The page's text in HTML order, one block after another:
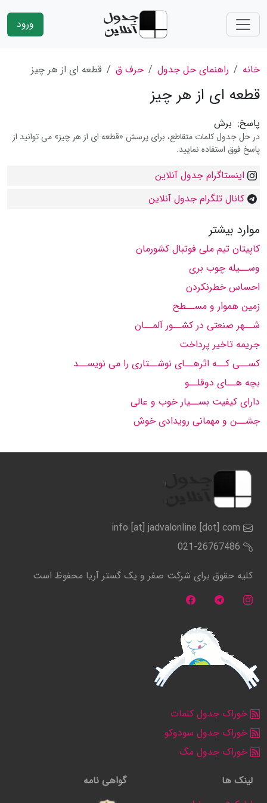
ورود
خانه راهنمای حل جدول حرف ق قطعه ای از هر چیز
قطعه ای از هر چیز
پاسخ: برش
در حل جدول کلمات متقاطع، برای پرسش «قطعه ای از هر چیز» می توانید از
پاسخ فوق استفاده نمایید.
اینستاگرام جدول آنلاین
کانال تلگرام جدول آنلاین
موارد بیشتر
کاپیتان تیم ملی فوتبال کشورمان
وســیله چوب بری
احساس خطرنکردن
زمین هموار و مســطح
شــهر صنعتی در کشــور آلمــان
جریمه تاخیر پرداخت
کســی کــه اثرهــای نوشــتاری را می نویســد
بچه هــای دوقلــو
دارای کیفیت بســیار خوب و عالی
جشــن و مهمانی رویدادی خوش
info [at] jadvalonline [dot] com
021-26767486
کلیه حقوق برای شرکت صفر و یک گستر آریا محفوظ است
خوراک جدول کلمات
خوراک جدول سودوکو
خوراک جدول مگ
لینک ها
گواهی نامه